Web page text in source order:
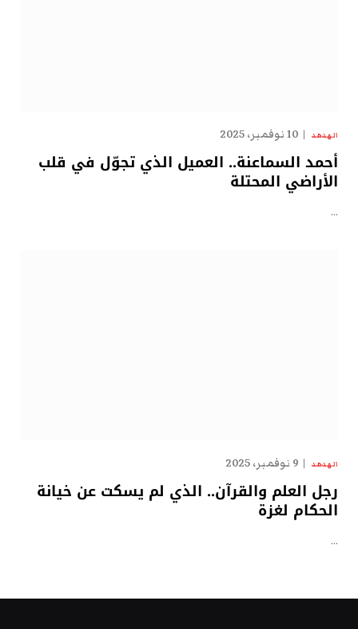
الهدهد 10 نوفمبر، 2025
أحمد السماعنة.. العميل الذي تجوّل في قلب
الأراضي المحتلة
…
الهدهد 9 نوفمبر، 2025
رجل العلم والقرآن.. الذي لم يسكت عن خيانة
الحكام لغزة
…